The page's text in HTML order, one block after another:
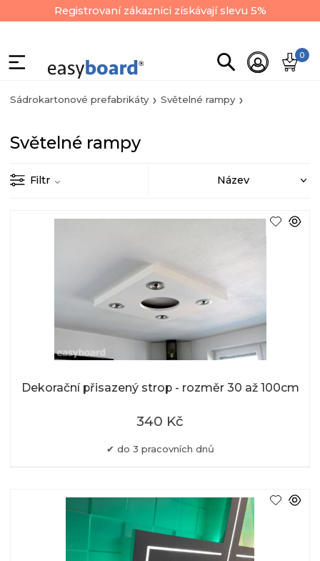
Registrovaní zákazníci získávají slevu 5%
0
Sádrokartonové prefabrikáty Světelné rampy
Světelné rampy
Filtr
Dekorační přisazený strop - rozměr 30 až 100cm
do 3 pracovních dnů
340 Kč